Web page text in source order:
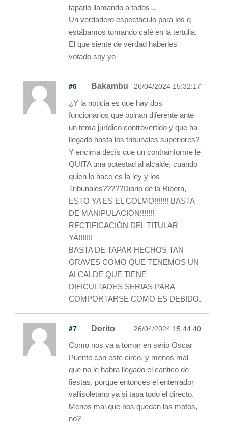
taparlo llamando a todos…
Un verdadero espectáculo para los q
estábamos tomando café en la tertulia.
El que siente de verdad haberles
votado soy yo
#6 Bakambu 26/04/2024 15:32:17
¿Y la noticia es que hay dos
funcionarios que opinan diferente ante
un tema jurídico controvertido y que ha
llegado hasta los tribunales superiores?
Y encima decís que un contrainforme le
QUITA una potestad al alcalde, cuando
quien lo hace es la ley y los
Tribunales?????Diario de la Ribera,
ESTO YA ES EL COLMO!!!!!!! BASTA
DE MANIPULACIÓN!!!!!!!
RECTIFICACIÓN DEL TITULAR
YA!!!!!!!
BASTA DE TAPAR HECHOS TAN
GRAVES COMO QUE TENEMOS UN
ALCALDE QUE TIENE
DIFICULTADES SERIAS PARA
COMPORTARSE COMO ES DEBIDO.
#7 Dorito 26/04/2024 15:44:40
Como nos va a tomar en serio Oscar
Puente con este circo, y menos mal
que no le habra llegado el cantico de
fiestas, porque entonces el enterrador
vallisoletano ya si tapa todo el directo.
Menos mal que nos quedan las motos,
no?